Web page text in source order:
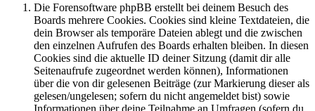
Die Forensoftware phpBB erstellt bei deinem Besuch des
Boards mehrere Cookies. Cookies sind kleine Textdateien, die
dein Browser als temporäre Dateien ablegt und die zwischen
den einzelnen Aufrufen des Boards erhalten bleiben. In diesen
Cookies sind die aktuelle ID deiner Sitzung (damit dir alle
Seitenaufrufe zugeordnet werden können), Informationen
über die von dir gelesenen Beiträge (zur Markierung dieser als
gelesen/ungelesen; sofern du nicht angemeldet bist) sowie
Informationen über deine Teilnahme an Umfragen (sofern du